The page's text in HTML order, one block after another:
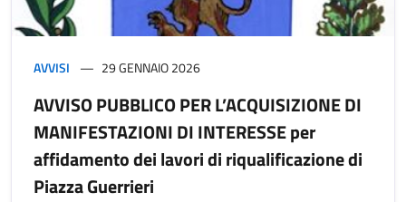
AVVISI 29 GENNAIO 2026
AVVISO PUBBLICO PER L’ACQUISIZIONE DI
MANIFESTAZIONI DI INTERESSE per
affidamento dei lavori di riqualificazione di
Piazza Guerrieri